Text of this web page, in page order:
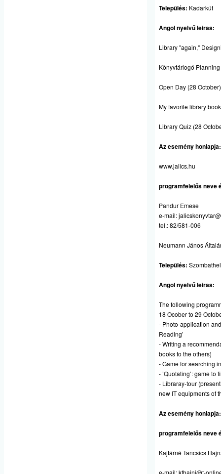
Település: Kadarkút
Angol nyelvű leiras:
Library "again,"
Könyvtárlogó
Open Day (28 October)
My favorite library
Library Quiz (28
Az esemény honlapja:
www.jalics.hu
programfelelős neve
Pandur Emese
e-mail:
tel.: 82/581-006
Neumann János
Település:
Angol nyelvű leiras:
The following
18 Ocober to 29
- Photo-application
Reading’
- Writing a
books to the others)
- Game for searching
- ’Quotating’: game
- Libraray-tour
new IT equipments of
Az esemény
programfelelős neve
Kajtárné Tancsics
e-mail:kthajni@t-